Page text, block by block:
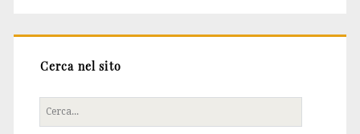
Cerca nel sito
Cerca
per: